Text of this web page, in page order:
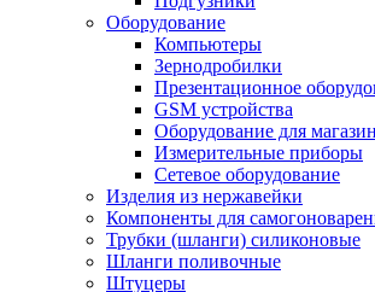
Оборудование
Компьютеры
Зернодробилки
Презентационное
GSM устройства
Оборудование для
Измерительные приборы
Сетевое оборудование
Изделия из нержавейки
Компоненты для
Трубки (шланги) силиконовые
Шланги поливочные
Штуцеры